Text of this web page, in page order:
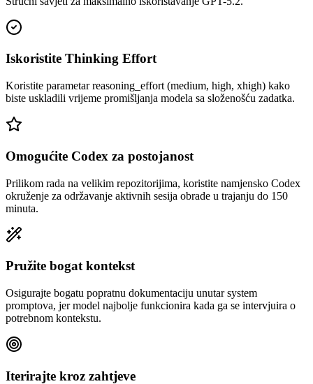
Iskoristite Thinking Effort
Koristite parametar reasoning_effort (medium, high, xhigh) kako
biste uskladili vrijeme promišljanja modela sa složenošću zadatka.
Omogućite Codex za postojanost
Prilikom rada na velikim repozitorijima, koristite namjensko Codex
okruženje za održavanje aktivnih sesija obrade u trajanju do 150
minuta.
Pružite bogat kontekst
Osigurajte bogatu popratnu dokumentaciju unutar system
promptova, jer model najbolje funkcionira kada ga se intervjuira o
potrebnom kontekstu.
Iterirajte kroz zahtjeve